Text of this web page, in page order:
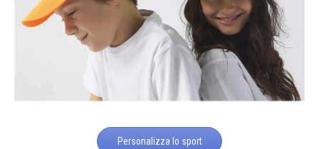
Personalizza lo sport